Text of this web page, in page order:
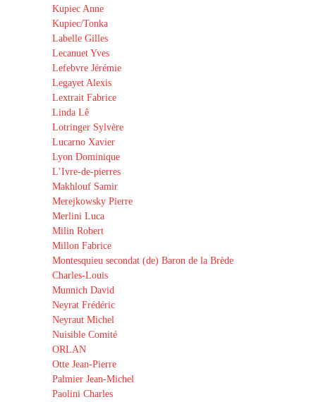
Kupiec Anne
Kupiec/Tonka
Labelle Gilles
Lecanuet Yves
Lefebvre Jérémie
Legayet Alexis
Lextrait Fabrice
Linda Lê
Lotringer Sylvère
Lucarno Xavier
Lyon Dominique
L’Ivre-de-pierres
Makhlouf Samir
Merejkowsky Pierre
Merlini Luca
Milin Robert
Millon Fabrice
Montesquieu secondat (de) Baron de la Brède
Charles-Louis
Munnich David
Neyrat Frédéric
Neyraut Michel
Nuisible Comité
ORLAN
Otte Jean-Pierre
Palmier Jean-Michel
Paolini Charles